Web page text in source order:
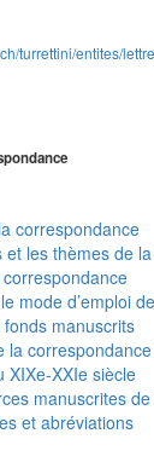
turrettini/entites/
correspondance
et les thèmes de
mode d’emploi
manuscrits
la
XIXe-XXIe siècle
manuscrites
et abréviations